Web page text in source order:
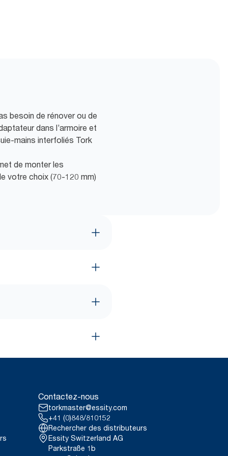
besoin de rénover ou de
dans l’armoire et
mains interfoliés Tork
de monter les
votre choix (70-120 mm)
Contactez-nous
torkmaster@essity.com
+41 (0)848/810152
Rechercher des distributeurs
Essity Switzerland AG
Parkstraße 1b